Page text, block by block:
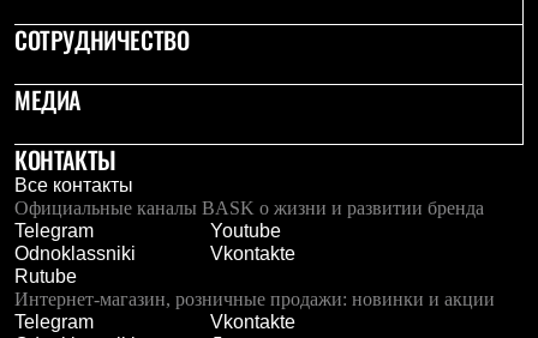
Снаряжение
Палатки и тенты
Палатки
Тенты
Рюкзаки
Экспедиционные
Легкоходные
Альпинистские
Городские
Аксессуары для рюкзаков
Спальные мешки
Пуховые
Комбинированные
СОТРУДНИЧЕСТВО
МЕДИА
КОНТАКТЫ
Все контакты
Официальные каналы BASK о жизни и развитии бренда
Telegram
Youtube
Odnoklassniki
Vkontakte
Rutube
Интернет-магазин, розничные продажи: новинки и акции
Telegram
Vkontakte